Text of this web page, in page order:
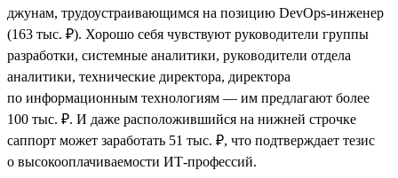
джунам, трудоустраивающимся на позицию DevOps-инженер
(163 тыс. ₽). Хорошо себя чувствуют руководители группы
разработки, системные аналитики, руководители отдела
аналитики, технические директора, директора
по информационным технологиям — им предлагают более
100 тыс. ₽. И даже расположившийся на нижней строчке
саппорт может заработать 51 тыс. ₽, что подтверждает тезис
о высокооплачиваемости ИТ-профессий.